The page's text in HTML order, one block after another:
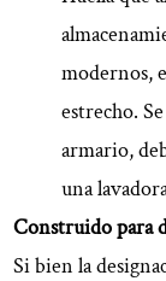
modernos,
estrecho.
armario,
una
Construido para
Si bien la